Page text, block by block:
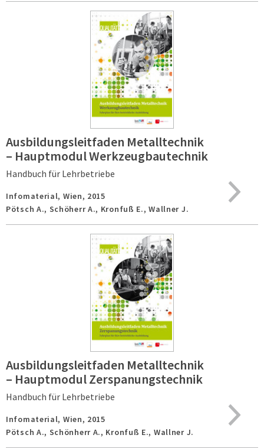
Ausbildungsleitfaden Metalltechnik
– Hauptmodul Werkzeugbautechnik
Handbuch für Lehrbetriebe
Infomaterial, Wien, 2015
Pötsch A., Schöherr A., Kronfuß E., Wallner J.
Ausbildungsleitfaden Metalltechnik
– Hauptmodul Zerspanungstechnik
Handbuch für Lehrbetriebe
Infomaterial, Wien, 2015
Pötsch A., Schönherr A., Kronfuß E., Wallner J.